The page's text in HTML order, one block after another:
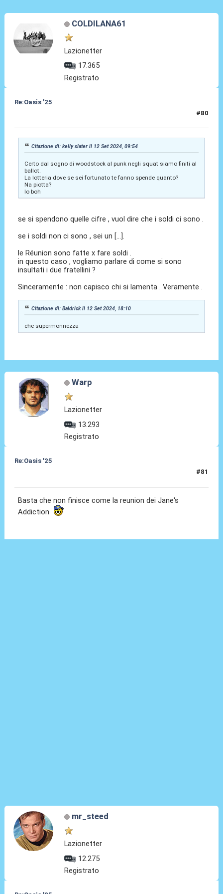
COLDILANA61
Lazionetter
17.365
Registrato
Re:Oasis '25
#80
Citazione di: kelly slater il 12 Set 2024, 09:54
Certo dal sogno di woodstock al punk negli squat siamo finiti al
ballot.
La lotteria dove se sei fortunato te fanno spende quanto?
Na piotta?
Io boh
se si spendono quelle cifre , vuol dire che i soldi ci sono .
se i soldi non ci sono , sei un [...].
le Réunion sono fatte x fare soldi .
in questo caso , vogliamo parlare di come si sono
insultati i due fratellini ?
Sinceramente : non capisco chi si lamenta . Veramente .
Citazione di: Baldrick il 12 Set 2024, 18:10
che supermonnezza
Warp
Lazionetter
13.293
Registrato
Re:Oasis '25
#81
Basta che non finisce come la reunion dei Jane's
Addiction
mr_steed
Lazionetter
12.275
Registrato